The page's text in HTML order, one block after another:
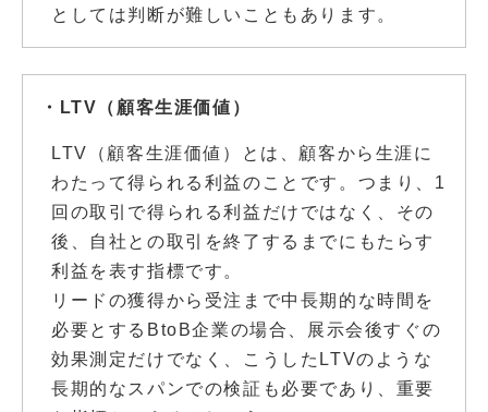
としては判断が難しいこともあります。
・LTV（顧客生涯価値）
LTV（顧客生涯価値）とは、顧客から生涯に
わたって得られる利益のことです。つまり、1
回の取引で得られる利益だけではなく、その
後、自社との取引を終了するまでにもたらす
利益を表す指標です。
リードの獲得から受注まで中長期的な時間を
必要とするBtoB企業の場合、展示会後すぐの
効果測定だけでなく、こうしたLTVのような
長期的なスパンでの検証も必要であり、重要